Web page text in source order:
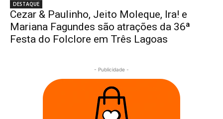
DESTAQUE
Cezar & Paulinho, Jeito Moleque, Ira! e
Mariana Fagundes são atrações da 36ª
Festa do Folclore em Três Lagoas
- Publicidade -